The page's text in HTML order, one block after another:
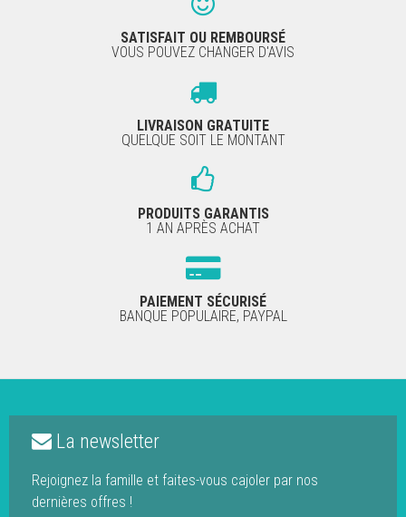
SATISFAIT OU REMBOURSÉ
VOUS POUVEZ CHANGER D'AVIS
LIVRAISON GRATUITE
QUELQUE SOIT LE MONTANT
PRODUITS GARANTIS
1 AN APRÈS ACHAT
PAIEMENT SÉCURISÉ
BANQUE POPULAIRE, PAYPAL
La newsletter
Rejoignez la famille et faites-vous cajoler par nos
dernières offres !